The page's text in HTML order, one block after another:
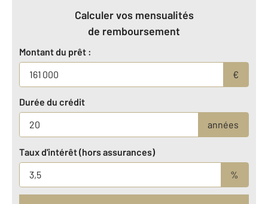
Calculer vos mensualités
de remboursement
Montant du prêt :
€
Durée du crédit
années
Taux d'intérêt (hors assurances)
%